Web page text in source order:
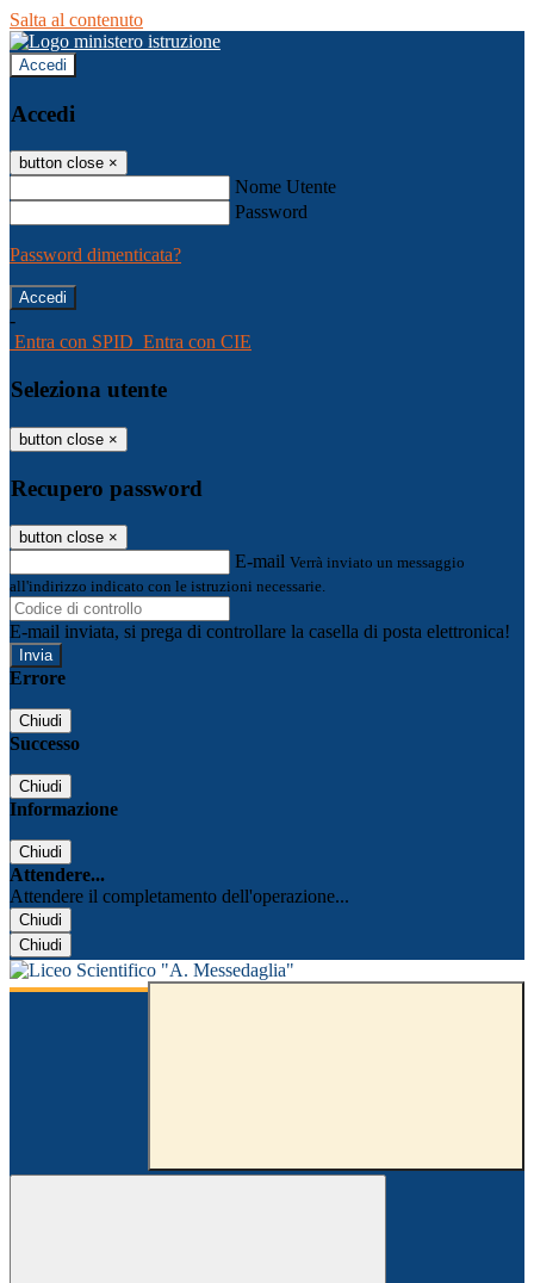
Salta al contenuto
Accedi
Accedi
button close ×
Nome Utente
Password
Password dimenticata?
-
Entra con SPID Entra con CIE
Seleziona utente
button close ×
Recupero password
button close ×
E-mail Verrà inviato un messaggio
all'indirizzo indicato con le istruzioni necessarie.
E-mail inviata, si prega di controllare la casella di posta elettronica!
Errore
Chiudi
Successo
Chiudi
Informazione
Chiudi
Attendere...
Attendere il completamento dell'operazione...
Chiudi
Chiudi